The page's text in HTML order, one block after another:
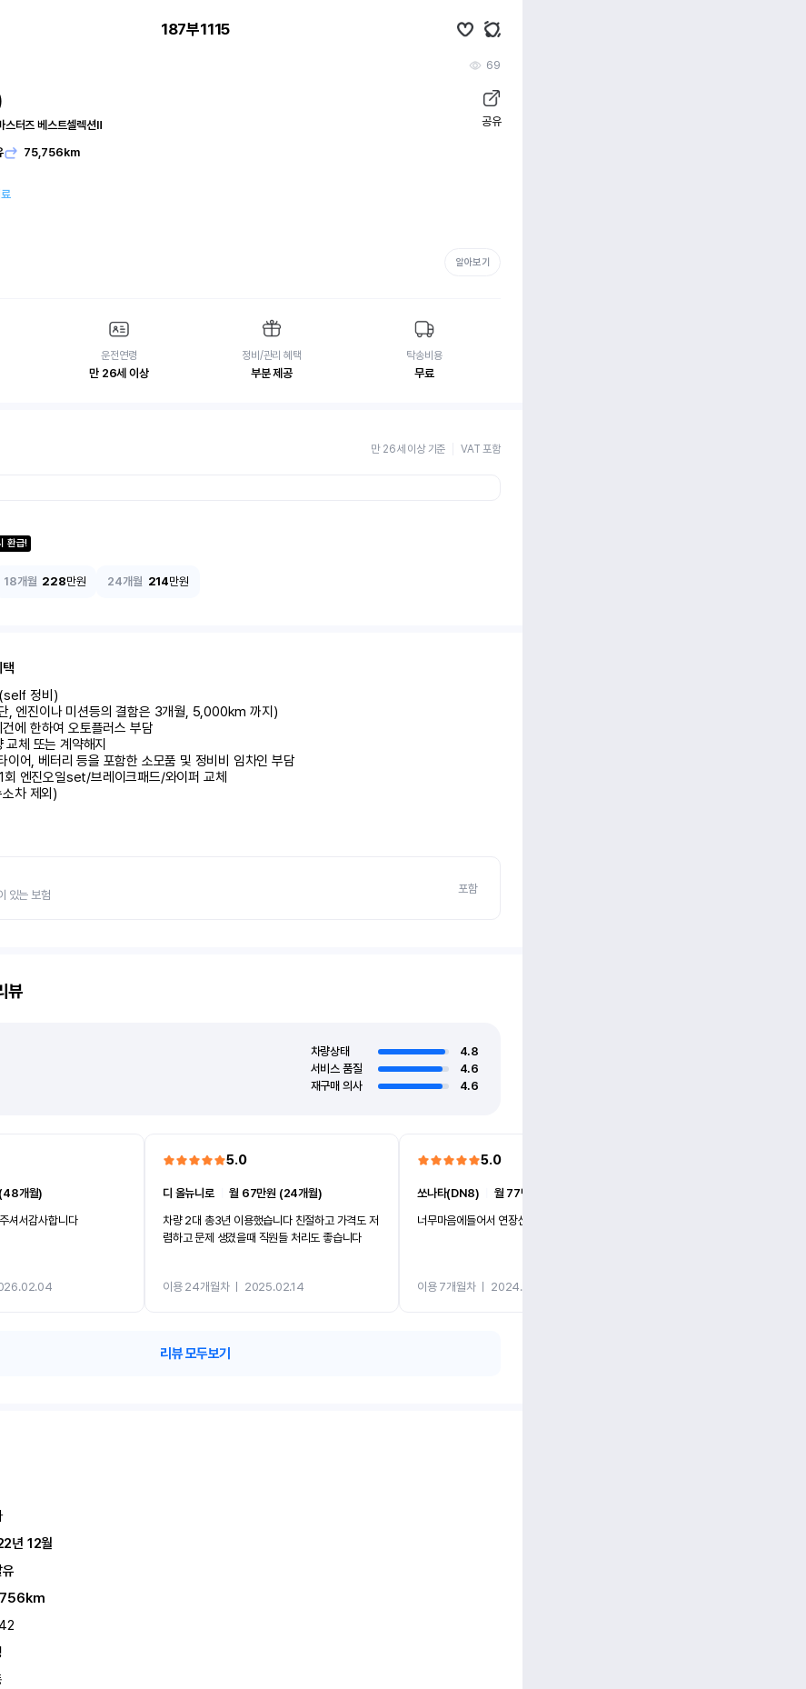
187부1115
69
터즈 베스트셀렉션Ⅱ 공유
75,756km
알아보기
운전연령
만 26세 이상
정비/관리 혜택
부분 제공
탁송비용
무료
만 26세 이상 기준 VAT 포함
환급!
18개월 228만원 24개월 214만원
정비)
, 엔진이나 미션등의 결함은 3개월, 5,000km 까지)
에 한하여 오토플러스 부담
체 또는 계약해지
어, 베터리 등을 포함한 소모품 및 정비비 임차인 부담
회 엔진오일set/브레이크패드/와이퍼 교체
차 제외)
있는 보험
포함
뷰
차량상태
4.8
서비스 품질
4.6
재구매 의사
4.6
개월)
셔서감사합니다
5.0
디 올뉴니로ㅣ월 67만원 (24개월)
차량 2대 총3년 이용했습니다 친절하고 가격도 저
렴하고 문제 생겼을때 직원들 처리도 좋습니다
이용 24개월차ㅣ 2025.02.14
5.0
쏘나타(DN8)
월 77만원 (6개월)
너무마음에들어서 연장신청했어요
이용 7개월차ㅣ 2024.05.08
리뷰 모두보기
년 12월